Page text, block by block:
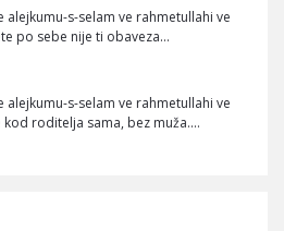
alejkumu-s-selam ve rahmetullahi ve
po sebe nije ti obaveza…
alejkumu-s-selam ve rahmetullahi ve
roditelja sama, bez muža.…